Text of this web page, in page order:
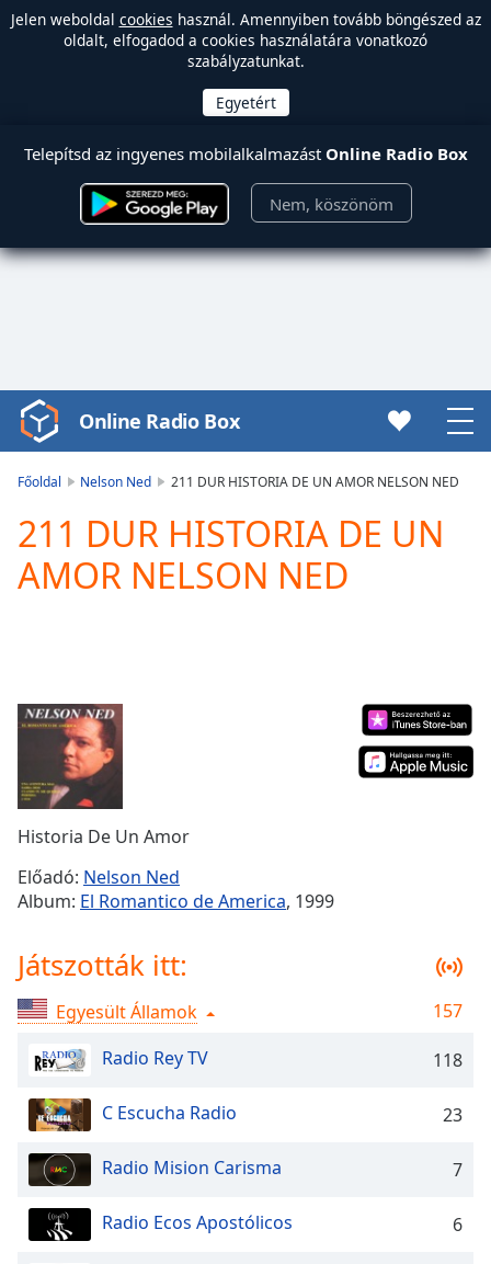
Jelen weboldal cookies használ. Amennyiben tovább böngészed az
oldalt, elfogadod a cookies használatára vonatkozó
szabályzatunkat.
Telepítsd az ingyenes mobilalkalmazást Online Radio Box
Nem, köszönöm
Video
Player
Play
Video
Play
Current
Time0:00
Duration-:-
Loaded:
Stream
TypeLIVE
Seek to
live,
liveLIVE
Remaining
Time-
Playback
Rate
Chapters
Chapters
Online Radio Box
Főoldal Nelson Ned 211 DUR HISTORIA DE UN AMOR NELSON NED
211 DUR HISTORIA DE UN
AMOR NELSON NED
Historia De Un Amor
Előadó: Nelson Ned
Album: El Romantico de America, 1999
Játszották itt:
Egyesült Államok
157
Radio Rey TV
118
C Escucha Radio 23
Radio Mision Carisma 7
Radio Ecos Apostólicos 6